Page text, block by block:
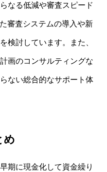
なる低減や審査スピード
審査システムの導入や新
検討しています。また、
画のコンサルティングな
ない総合的なサポート体
め
期に現金化して資金繰り